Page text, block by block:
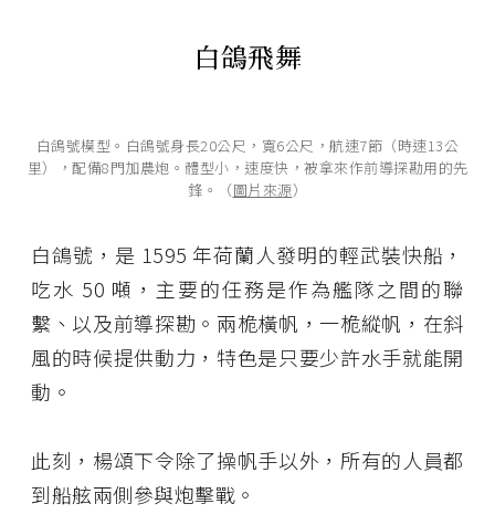
白鴿飛舞
白鴿號模型。白鴿號身長20公尺，寬6公尺，航速7節（時速13公
里），配備8門加農炮。體型小，速度快，被拿來作前導探勘用的先
鋒。（圖片來源）
白鴿號，是 1595 年荷蘭人發明的輕武裝快船，
吃水 50 噸，主要的任務是作為艦隊之間的聯
繫、以及前導探勘。兩桅橫帆，一桅縱帆，在斜
風的時候提供動力，特色是只要少許水手就能開
動。
此刻，楊頌下令除了操帆手以外，所有的人員都
到船舷兩側參與炮擊戰。